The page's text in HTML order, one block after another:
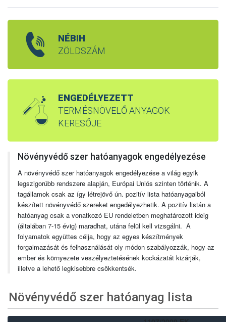
NÉBIH
ZÖLDSZÁM
ENGEDÉLYEZETT
TERMÉSNÖVELŐ ANYAGOK
KERESŐJE
Növényvédő szer hatóanyagok engedélyezése
A növényvédő szer hatóanyagok engedélyezése a világ egyik
legszigorúbb rendszere alapján, Európai Uniós szinten történik. A
tagállamok csak az így létrejövő ún. pozitív lista hatóanyagaiból
készített növényvédő szereket engedélyezhetik. A pozitív listán a
hatóanyag csak a vonatkozó EU rendeletben meghatározott ideig
(általában 7-15 évig) maradhat, utána felül kell vizsgálni. A
folyamatok együttes célja, hogy az egyes készítmények
forgalmazását és felhasználását oly módon szabályozzák, hogy az
ember és környezete veszélyeztetésének kockázatát kizárják,
illetve a lehető legkisebbre csökkentsék.
Növényvédő szer hatóanyag lista